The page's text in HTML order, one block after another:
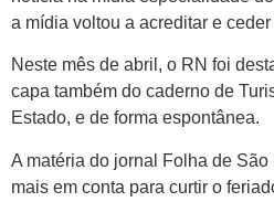
a mídia voltou a acreditar e
Neste mês de abril, o RN foi
capa também do caderno de
Estado, e de forma espontânea.
A matéria do jornal Folha de
mais em conta para curtir o